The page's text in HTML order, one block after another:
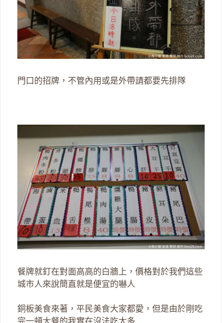
門口的招牌，不管內用或是外帶請都要先排隊
餐牌就釘在對面高高的白牆上，價格對於我們這些
城市人來說簡直就是便宜的嚇人
銅板美食來著，平民美食大家都愛，但是由於剛吃